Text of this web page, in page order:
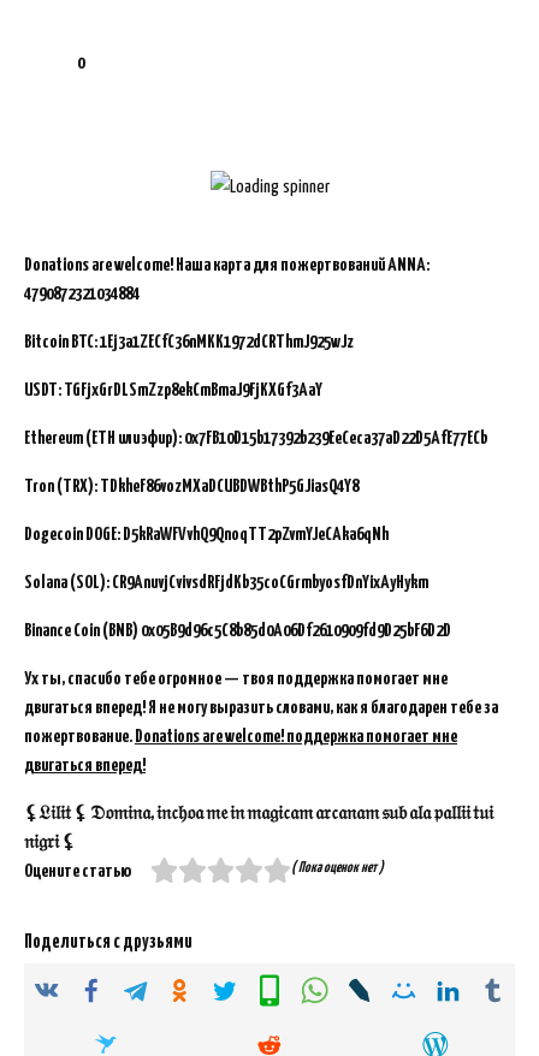
0
Donations are welcome! Наша карта для пожертвований ANNA:
4790872321034884
Bitcoin BTC:1Ej3a1ZECfC36nMKK1972dCRThmJ925wJz
USDT: TGFjxGrDLSmZzp8ekCmBmaJ9FjKXGf3AaY
Ethereum (ETH или эфир): 0x7FB10D15b17392b239EeCeca37aD22D5AfE77ECb
Tron (TRX): TDkheF86vozMXaDCUBDWBthP5GJiasQ4Y8
Dogecoin DOGE: D5kRaWFVvhQ9QnoqTT2pZvmYJeCAka6qNh
Solana (SOL): CR9AnuvjCvivsdRFjdKb35coCGrmbyosfDnYixAyHykm
Binance Coin (BNB) 0x05B9d96c5C8b85d0A06Df2610909fd9D25bF6D2D
Ух ты, спасибо тебе огромное — твоя поддержка помогает мне
двигаться вперед! Я не могу выразить словами, как я благодарен тебе за
пожертвование. Donations are welcome! поддержка помогает мне
двигаться вперед!
⚸𝔏𝔦𝔩𝔦𝔱 ⚸ 𝔇𝔬𝔪𝔦𝔫𝔞, 𝔦𝔫𝔠𝔥𝔬𝔞 𝔪𝔢 𝔦𝔫 𝔪𝔞𝔤𝔦𝔠𝔞𝔪 𝔞𝔯𝔠𝔞𝔫𝔞𝔪 𝔰𝔲𝔟 𝔞𝔩𝔞 𝔭𝔞𝔩𝔩𝔦𝔦 𝔱𝔲𝔦
𝔫𝔦𝔤𝔯𝔦 ⚸
Оцените статью
( Пока оценок нет )
Поделиться с друзьями